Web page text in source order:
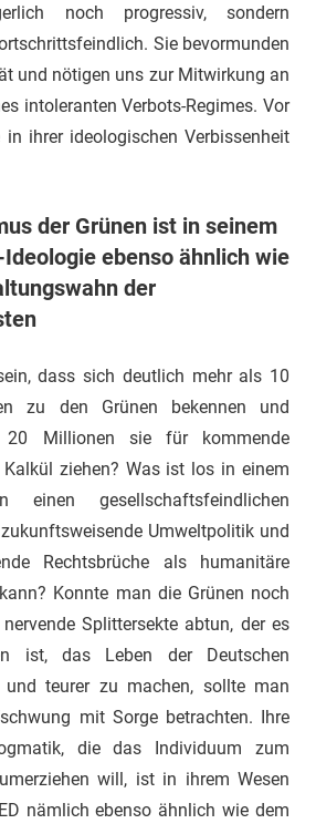
noch progressiv, sondern
Sie bevormunden
und nötigen uns zur Mitwirkung an
intoleranten Verbots-Regimes. Vor
ihrer ideologischen Verbissenheit
der Grünen ist in seinem
Ideologie ebenso ähnlich wie
der
dass sich deutlich mehr als 10
zu den Grünen bekennen und
20 Millionen sie für kommende
ziehen? Was ist los in einem
gesellschaftsfeindlichen
Umweltpolitik und
Rechtsbrüche als humanitäre
Konnte man die Grünen noch
Splittersekte abtun, der es
ist, das Leben der Deutschen
und teurer zu machen, sollte man
mit Sorge betrachten. Ihre
die das Individuum zum
will, ist in ihrem Wesen
nämlich ebenso ähnlich wie dem